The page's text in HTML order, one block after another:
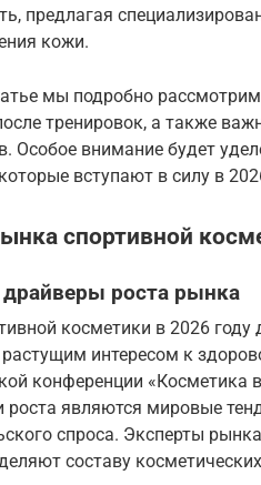
предлагая
кожи.
мы подробно
тренировок, а также
Особое внимание будет
вступают в силу в
спортивной
роста рынка
косметики в 2026
растущим интересом к
конференции
являются мировые
спроса. Эксперты
составу